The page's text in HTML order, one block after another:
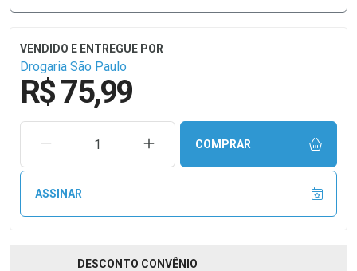
Drogaria São Paulo
R$ 75,99
REMOVER UMA UNIDADEAUMENTAR UMA UNIDADE
COMPRAR
ASSINAR
DESCONTO CONVÊNIO